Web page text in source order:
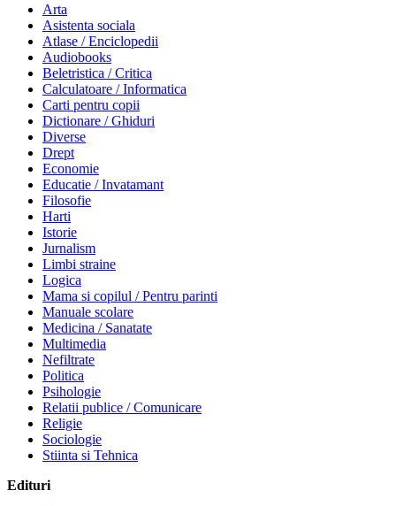
Arta
Asistenta sociala
Atlase / Enciclopedii
Audiobooks
Beletristica / Critica
Calculatoare / Informatica
Carti pentru copii
Dictionare / Ghiduri
Diverse
Drept
Economie
Educatie / Invatamant
Filosofie
Harti
Istorie
Jurnalism
Limbi straine
Logica
Mama si copilul / Pentru parinti
Manuale scolare
Medicina / Sanatate
Multimedia
Nefiltrate
Politica
Psihologie
Relatii publice / Comunicare
Religie
Sociologie
Stiinta si Tehnica
Edituri